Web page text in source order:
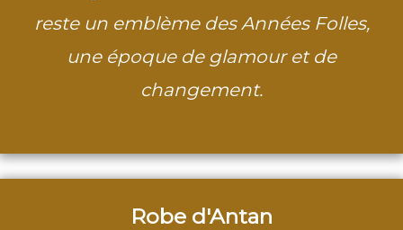
reste un emblème des Années Folles,
une époque de glamour et de
changement.
Robe d'Antan